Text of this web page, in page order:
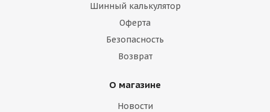
Шинный калькулятор
Оферта
Безопасность
Возврат
О магазине
Новости